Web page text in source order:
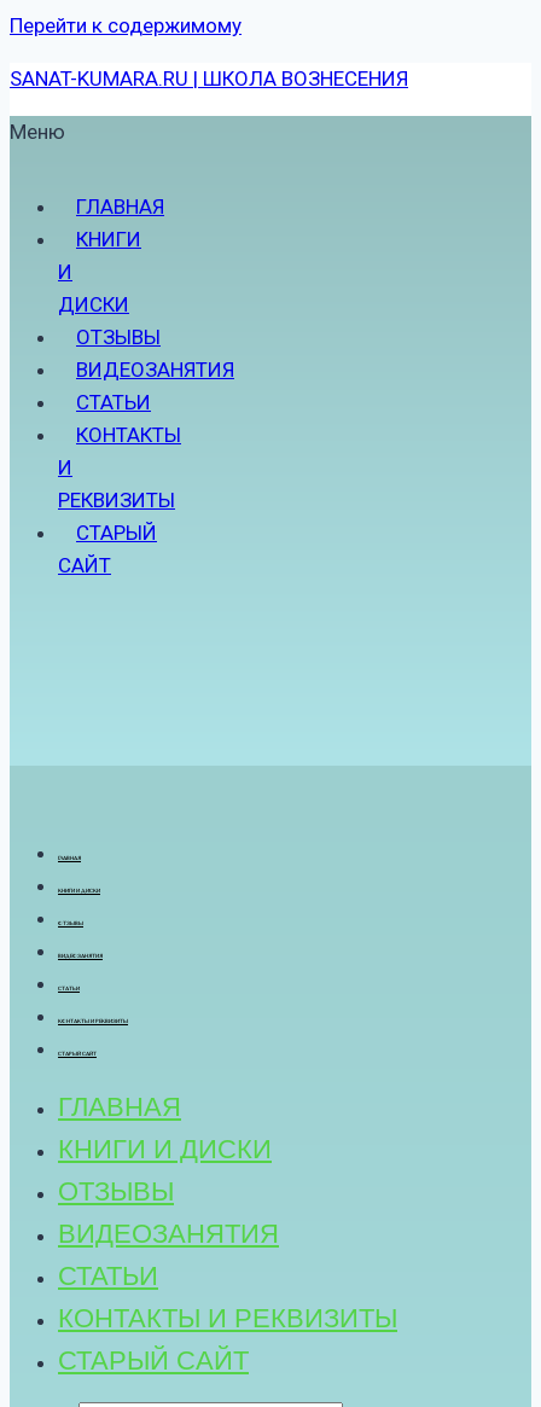
Перейти к содержимому
SANAT-KUMARA.RU | ШКОЛА ВОЗНЕСЕНИЯ
Меню
ГЛАВНАЯ
КНИГИ
И
ДИСКИ
ОТЗЫВЫ
ВИДЕОЗАНЯТИЯ
СТАТЬИ
КОНТАКТЫ
И
РЕКВИЗИТЫ
СТАРЫЙ
САЙТ
ГЛАВНАЯ
КНИГИ И ДИСКИ
ОТЗЫВЫ
ВИДЕОЗАНЯТИЯ
СТАТЬИ
КОНТАКТЫ И РЕКВИЗИТЫ
СТАРЫЙ САЙТ
ГЛАВНАЯ
КНИГИ И ДИСКИ
ОТЗЫВЫ
ВИДЕОЗАНЯТИЯ
СТАТЬИ
КОНТАКТЫ И РЕКВИЗИТЫ
СТАРЫЙ САЙТ